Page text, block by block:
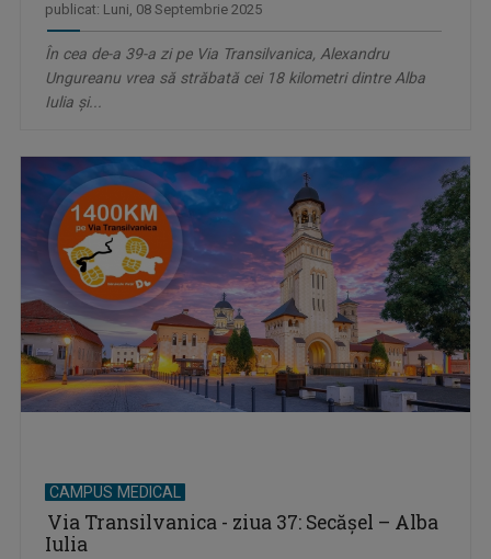
publicat: Luni, 08 Septembrie 2025
În cea de-a 39-a zi pe Via Transilvanica, Alexandru
Ungureanu vrea să străbată cei 18 kilometri dintre Alba
Iulia și...
CAMPUS MEDICAL
Via Transilvanica - ziua 37: Secășel – Alba
Iulia